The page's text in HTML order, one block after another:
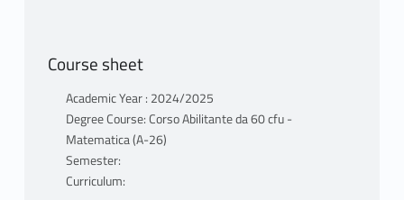
Course sheet
Academic Year : 2024/2025
Degree Course: Corso Abilitante da 60 cfu -
Matematica (A-26)
Semester:
Curriculum: